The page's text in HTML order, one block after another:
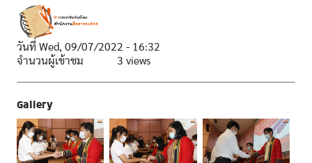
วันที่ Wed, 09/07/2022 - 16:32
จำนวนผู้เข้าชม
3 views
Gallery